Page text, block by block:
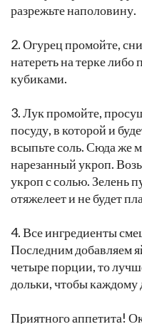
разрежьте наполовину.
2. Огурец промойте,
натереть на терке либо
кубиками.
3. Лук промойте,
посуду, в которой и
всыпьте соль. Сюда же
нарезанный укроп.
укроп с солью. Зелень
отяжелеет и не будет
4. Все ингредиенты
Последним добавляем
четыре порции, то
дольки, чтобы каждому
Приятного аппетита!